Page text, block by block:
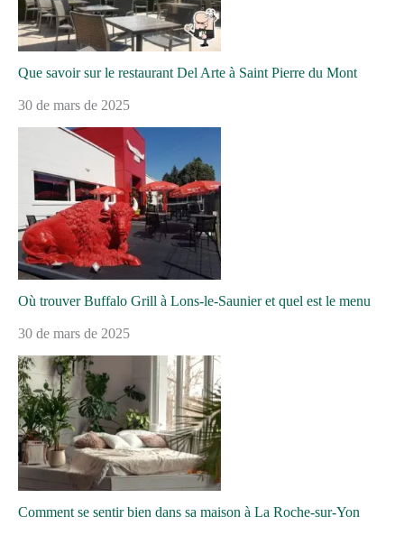
Que savoir sur le restaurant Del Arte à Saint Pierre du Mont
30 de mars de 2025
Où trouver Buffalo Grill à Lons-le-Saunier et quel est le menu
30 de mars de 2025
Comment se sentir bien dans sa maison à La Roche-sur-Yon